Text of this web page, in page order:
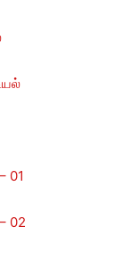
01
02